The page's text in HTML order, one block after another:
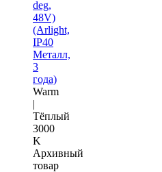
deg,
48V)
(Arlight,
IP40
Металл,
3
года)
Warm
|
Тёплый
3000
K
Архивный
товар